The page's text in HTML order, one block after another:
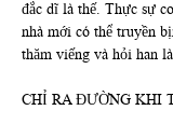
đắc dĩ là thế. Thực sự
nhà mới có thể truyền
thăm viếng và hỏi han
CHỈ RA ĐƯỜNG KHI